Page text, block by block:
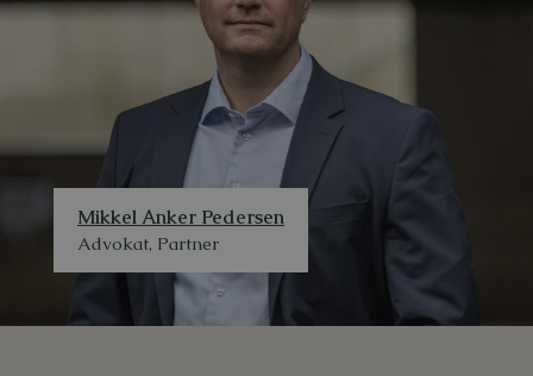
Mikkel Anker Pedersen
Advokat, Partner